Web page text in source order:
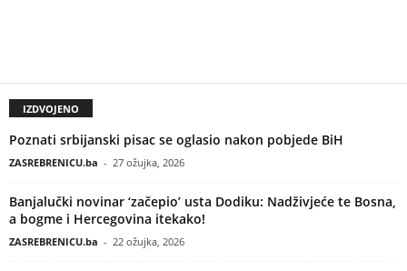
IZDVOJENO
Poznati srbijanski pisac se oglasio nakon pobjede BiH
ZASREBRENICU.ba - 27 ožujka, 2026
Banjalučki novinar ‘začepio’ usta Dodiku: Nadživjeće te Bosna,
a bogme i Hercegovina itekako!
ZASREBRENICU.ba - 22 ožujka, 2026